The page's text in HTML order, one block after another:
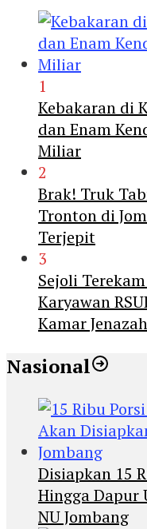
1
Kebakaran di
dan Enam
Miliar
2
Brak! Truk
Tronton di
Terjepit
3
Sejoli
Karyawan
Kamar Jenazah
Nasional
Disiapkan 15
Hingga Dapur
NU Jombang